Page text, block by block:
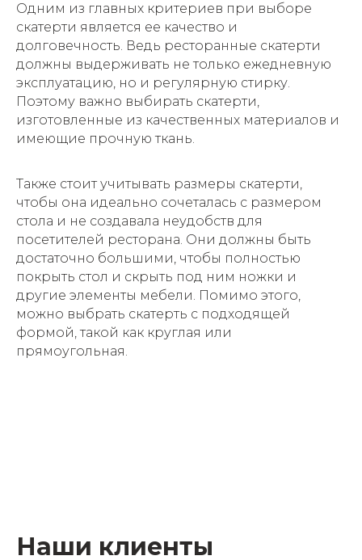
Одним из главных критериев при выборе
скатерти является ее качество и
долговечность. Ведь ресторанные скатерти
должны выдерживать не только ежедневную
эксплуатацию, но и регулярную стирку.
Поэтому важно выбирать скатерти,
изготовленные из качественных материалов и
имеющие прочную ткань.
Также стоит учитывать размеры скатерти,
чтобы она идеально сочеталась с размером
стола и не создавала неудобств для
посетителей ресторана. Они должны быть
достаточно большими, чтобы полностью
покрыть стол и скрыть под ним ножки и
другие элементы мебели. Помимо этого,
можно выбрать скатерть с подходящей
формой, такой как круглая или
прямоугольная.
Наши клиенты